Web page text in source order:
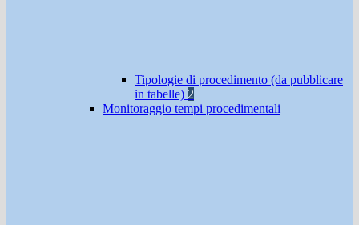
Tipologie di procedimento (da pubblicare
in tabelle) 2
Monitoraggio tempi procedimentali